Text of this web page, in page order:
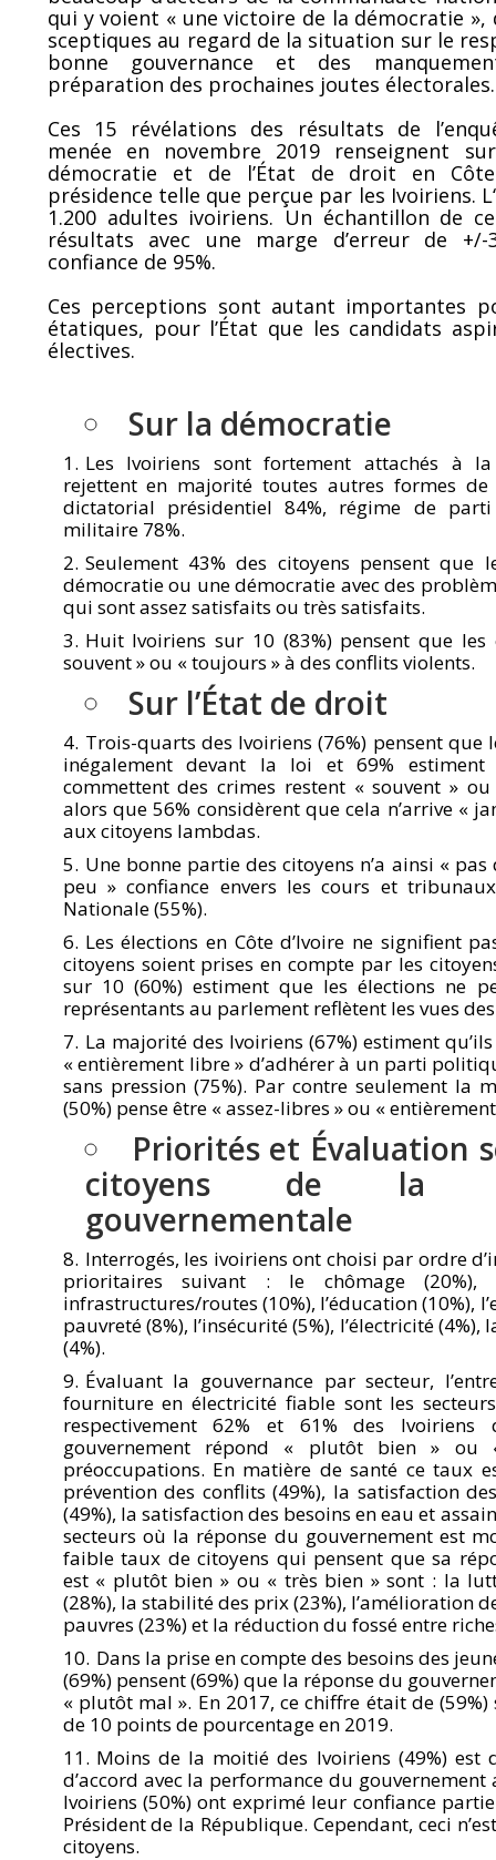
qui y voient « une victoire de la démocratie »,
sceptiques au regard de la situation sur le
bonne gouvernance et des
préparation des prochaines joutes électorales.
Ces 15 révélations des résultats de
menée en novembre 2019 renseignent
démocratie et de l’État de droit en
présidence telle que perçue par les Ivoiriens.
1.200 adultes ivoiriens. Un échantillon de
résultats avec une marge d’erreur de
confiance de 95%.
Ces perceptions sont autant importantes
étatiques, pour l’État que les candidats
électives.
Sur la démocratie
Les Ivoiriens sont fortement attachés à
rejettent en majorité toutes autres formes de
dictatorial présidentiel 84%, régime de
militaire 78%.
Seulement 43% des citoyens pensent que
démocratie ou une démocratie avec des
qui sont assez satisfaits ou très satisfaits.
Huit Ivoiriens sur 10 (83%) pensent que les
souvent » ou « toujours » à des conflits violents.
Sur l’État de droit
Trois-quarts des Ivoiriens (76%) pensent que
inégalement devant la loi et 69%
commettent des crimes restent « souvent »
alors que 56% considèrent que cela n’arrive «
aux citoyens lambdas.
Une bonne partie des citoyens n’a ainsi «
peu » confiance envers les cours et tribunaux
Nationale (55%).
Les élections en Côte d’Ivoire ne signifient
citoyens soient prises en compte par les
sur 10 (60%) estiment que les élections ne
représentants au parlement reflètent les vues
La majorité des Ivoiriens (67%) estiment
« entièrement libre » d’adhérer à un parti
sans pression (75%). Par contre seulement la
(50%) pense être « assez-libres » ou «
Priorités et Évaluation
citoyens de la
gouvernementale
Interrogés, les ivoiriens ont choisi par ordre
prioritaires suivant : le chômage
infrastructures/routes (10%), l’éducation (10%),
pauvreté (8%), l’insécurité (5%), l’électricité (4%),
(4%).
Évaluant la gouvernance par secteur,
fourniture en électricité fiable sont les
respectivement 62% et 61% des
gouvernement répond « plutôt bien »
préoccupations. En matière de santé ce taux
prévention des conflits (49%), la satisfaction
(49%), la satisfaction des besoins en eau et
secteurs où la réponse du gouvernement est
faible taux de citoyens qui pensent que sa
est « plutôt bien » ou « très bien » sont : la
(28%), la stabilité des prix (23%), l’amélioration
pauvres (23%) et la réduction du fossé entre
Dans la prise en compte des besoins des
(69%) pensent (69%) que la réponse du
« plutôt mal ». En 2017, ce chiffre était de
de 10 points de pourcentage en 2019.
Moins de la moitié des Ivoiriens (49%) est
d’accord avec la performance du
Ivoiriens (50%) ont exprimé leur confiance
Président de la République. Cependant, ceci
citoyens.